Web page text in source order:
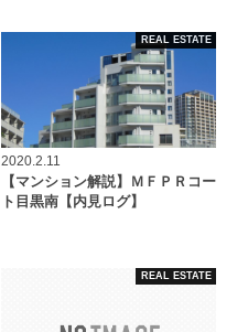
REAL ESTATE
2020.2.11
【マンション解説】ＭＦＰＲコー
ト目黒南【内見ログ】
REAL ESTATE